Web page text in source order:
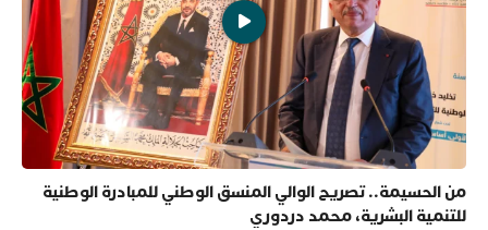
من الحسيمة.. تصريح الوالي المنسق الوطني للمبادرة الوطنية
للتنمية البشرية، محمد دردوري